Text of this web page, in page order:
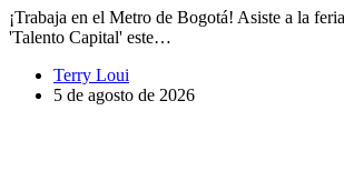
¡Trabaja en el Metro de Bogotá! Asiste a la
'Talento Capital' este…
Terry Loui
5 de agosto de 2026